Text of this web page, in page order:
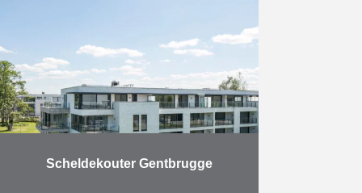
van de ruwbouwwerken …
Meer
Scheldekouter Gentbrugge